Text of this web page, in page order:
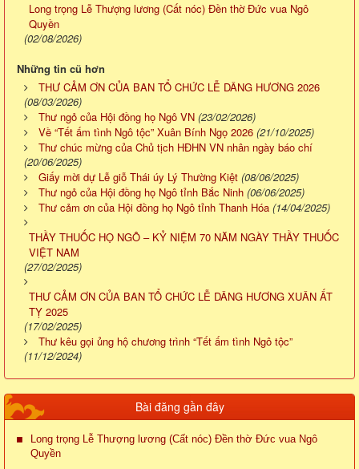
Long trọng Lễ Thượng lương (Cất nóc) Đền thờ Đức vua Ngô
Quyền
(02/08/2026)
Những tin cũ hơn
THƯ CẢM ƠN CỦA BAN TỔ CHỨC LỄ DÂNG HƯƠNG 2026
(08/03/2026)
Thư ngỏ của Hội đồng họ Ngô VN (23/02/2026)
Về “Tết ấm tình Ngô tộc” Xuân Bính Ngọ 2026 (21/10/2025)
Thư chúc mừng của Chủ tịch HĐHN VN nhân ngày báo chí
(20/06/2025)
Giấy mời dự Lễ giỗ Thái úy Lý Thường Kiệt (08/06/2025)
Thư ngỏ của Hội đồng họ Ngô tỉnh Bắc Ninh (06/06/2025)
Thư cảm ơn của Hội đồng họ Ngô tỉnh Thanh Hóa (14/04/2025)
THẦY THUỐC HỌ NGÔ – KỶ NIỆM 70 NĂM NGÀY THẦY THUỐC
VIỆT NAM
(27/02/2025)
THƯ CẢM ƠN CỦA BAN TỔ CHỨC LỄ DÂNG HƯƠNG XUÂN ẤT
TỴ 2025
(17/02/2025)
Thư kêu gọi ủng hộ chương trình “Tết ấm tình Ngô tộc”
(11/12/2024)
Bài đăng gần đây
Long trọng Lễ Thượng lương (Cất nóc) Đền thờ Đức vua Ngô
Quyền